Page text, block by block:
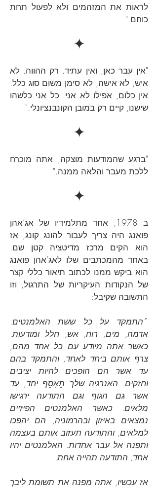
לראות את המזהמים ולא לפעול תחת
כוחם."
✦
"אין עבר כאן, ואין עתיד. רק ההווה. לא
איש, לא אישה, לא סימן משום סוג כלל.
אין כלום, אפילו לא אני. כל אני כלשהו
שישנו, קיים רק במובן הקונבנציונלי."
✦
"ברגע שהמודעות מוצקה, אתה מוכרח
ללכת מעבר והלאה ממנה."
✦
ב 1978, אחד מתלמידיו של אג’אהן
פואנג היה צריך לעבור להונג קונג, אז
הוא הקים מרכז מדיטציה קטן שם.
באחד מהמכתבים שלו לאג’אהן פואנג
הוא ביקש ממנו לכתוב תיאור כללי קצר
של הנקודות העיקריות של התרגול, וזו
התשובה שקיבל:
"התמקד על כל ששת האלמנטים:
אדמה, מים, רוח, אש, חלל ומודעות.
כאשר אתה מיודע עם כל אחד מהם,
צרף אותם ביחד לאחד, והתמקד בהם
עד אשר הם הופכים להיות יציבים
וחזקים. האנרגיה שלך תֵאָסֵף יחד, עד
אשר גם הגוף וגם התודעה ירגישו
מלאים. כאשר האלמנטים הפיזיים
נמצאים באיזון ובהרמוניה, הם יהפכו
למלאים, והתודעה תעזוב אותם בעצמה
ותפנה אל עבר אחדות. האלמנטים יהיו
אחד, התודעה תהייה אחת.
אז עכשיו, אתה מפנה את תשומת ליבך